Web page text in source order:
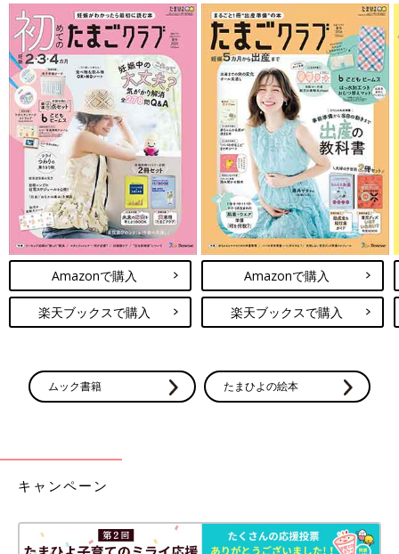
Amazonで購入
楽天ブックスで購入
Amazonで購入
楽天ブックスで購入
ムック書籍 たまひよの絵本
キャンペーン